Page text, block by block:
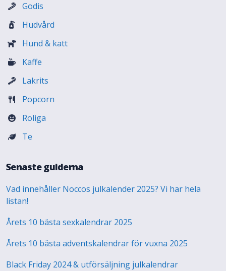
Godis
Hudvård
Hund & katt
Kaffe
Lakrits
Popcorn
Roliga
Te
Senaste guiderna
Vad innehåller Noccos julkalender 2025? Vi har hela
listan!
Årets 10 bästa sexkalendrar 2025
Årets 10 bästa adventskalendrar för vuxna 2025
Black Friday 2024 & utförsäljning julkalendrar